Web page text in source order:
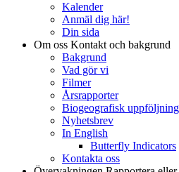
Kalender
Anmäl dig här!
Din sida
Om oss Kontakt och bakgrund
Bakgrund
Vad gör vi
Filmer
Årsrapporter
Biogeografisk uppföljning
Nyhetsbrev
In English
Butterfly Indicators
Kontakta oss